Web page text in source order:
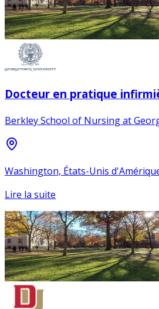
Docteur en pratique
Berkley School of Nursing at
Washington, États-Unis
Lire la suite